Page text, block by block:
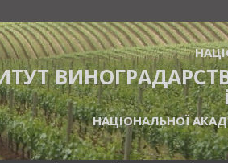
НАЦІОНАЛЬНОЇ